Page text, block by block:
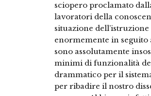
sciopero proclamato
lavoratori della
situazione
enormemente in seguito
sono assolutamente
minimi di funzionalità
drammatico per il
per ribadire il nostro